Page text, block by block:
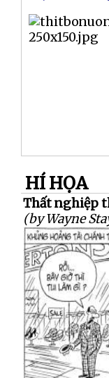
HÍ HỌA
Thất nghiệp
(by Wayne